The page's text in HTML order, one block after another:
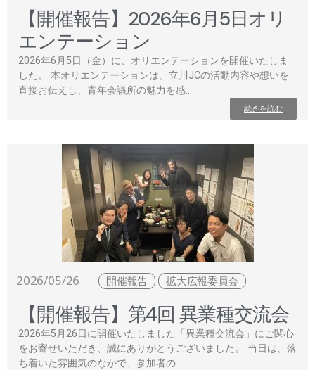
【開催報告】2026年6月5日オリ
エンテーション
2026年6月5日（金）に、オリエンテーションを開催いたしま
した。 本オリエンテーションは、立川JCの活動内容や想いを
直接お伝えし、青年会議所の魅力を感…
続きを読む
2026/05/26 開催報告 拡大広報委員会
【開催報告】第4回 異業種交流会
2026年5月26日に開催いたしました「異業種交流会」にご関心
をお寄せいただき、誠にありがとうございました。 当日は、落
ち着いた雰囲気のなかで、参加者の…